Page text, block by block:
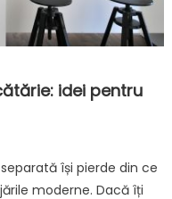
idei pentru
își pierde din ce
moderne. Dacă îți